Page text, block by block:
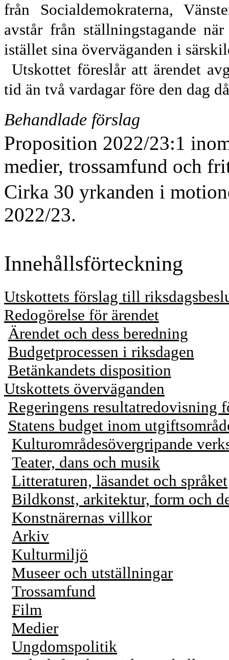
från Socialdemokraterna,
avstår från ställningstagande
istället sina överväganden i
Utskottet föreslår att ärendet
tid än två vardagar före den dag
Behandlade förslag
Proposition 2022/23:1
medier, trossamfund och
Cirka 30 yrkanden i
2022/23.
Innehållsförteckning
Utskottets förslag till
Redogörelse för ärendet
Ärendet och dess beredning
Budgetprocessen i riksdagen
Betänkandets disposition
Utskottets överväganden
Regeringens resultatredovisning
Statens budget inom
Kulturområdesövergripande
Teater, dans och musik
Litteraturen, läsandet och språket
Bildkonst, arkitektur, form och
Konstnärernas villkor
Arkiv
Kulturmiljö
Museer och utställningar
Trossamfund
Film
Medier
Ungdomspolitik